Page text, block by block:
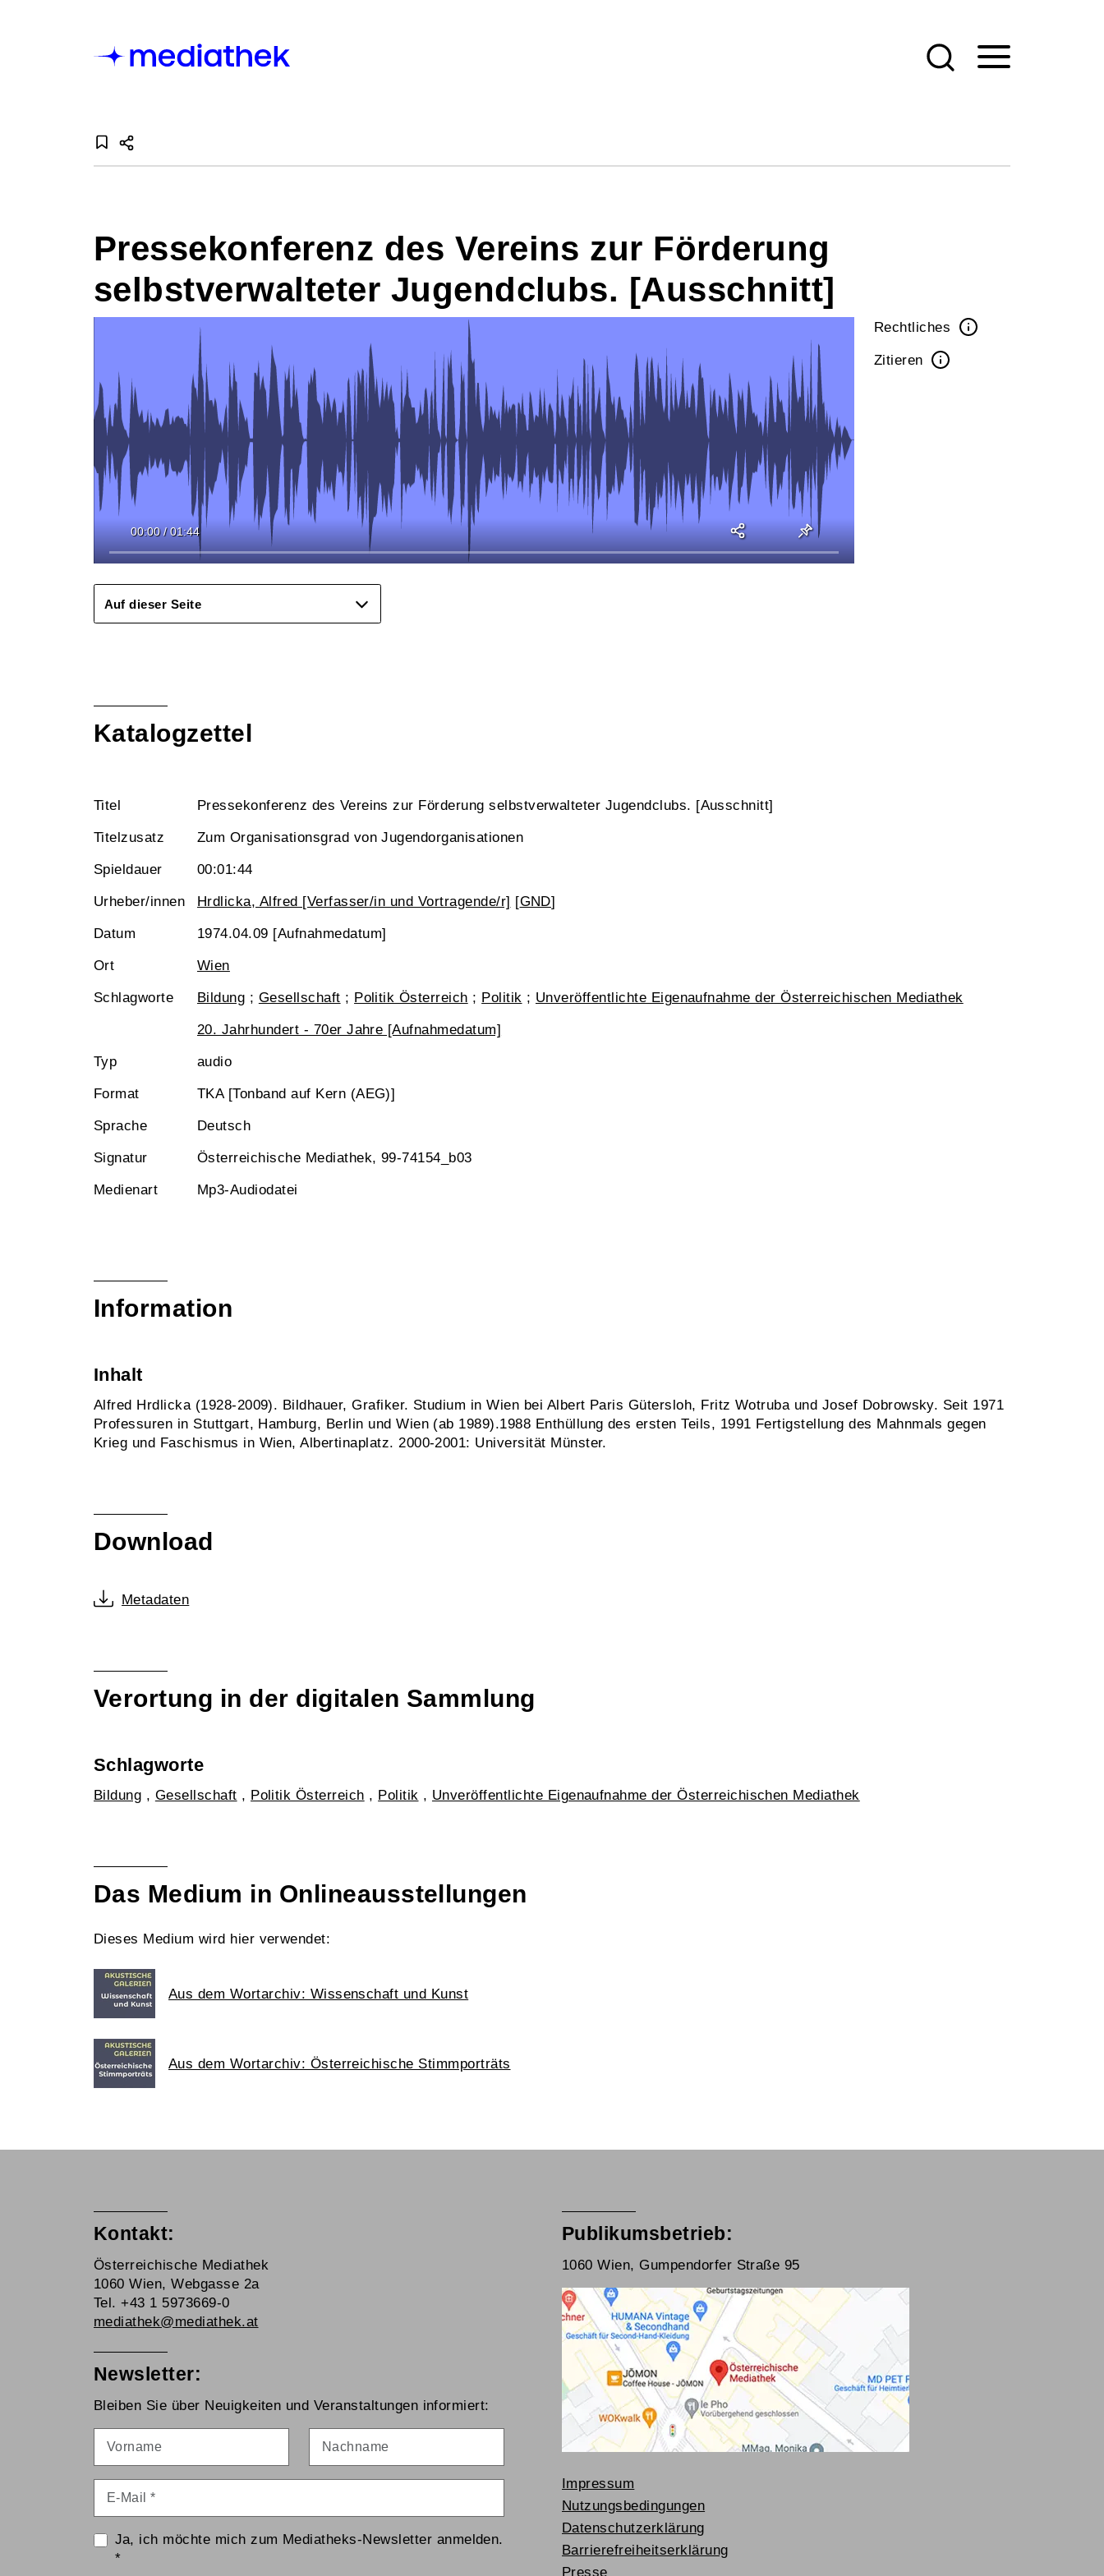
Pressekonferenz des Vereins zur Förderung
selbstverwalteter Jugendclubs. [Ausschnitt]
00:00 / 01:44
Rechtliches
Zitieren
Auf dieser Seite
Katalogzettel
Titel Pressekonferenz des Vereins zur Förderung selbstverwalteter Jugendclubs. [Ausschnitt]
Titelzusatz Zum Organisationsgrad von Jugendorganisationen
Spieldauer 00:01:44
Urheber/innen Hrdlicka, Alfred [Verfasser/in und Vortragende/r] [GND]
Datum 1974.04.09 [Aufnahmedatum]
Ort Wien
Schlagworte Bildung ; Gesellschaft ; Politik Österreich ; Politik ; Unveröffentlichte Eigenaufnahme der Österreichischen Mediathek
20. Jahrhundert - 70er Jahre [Aufnahmedatum]
Typ audio
Format TKA [Tonband auf Kern (AEG)]
Sprache Deutsch
Signatur Österreichische Mediathek, 99-74154_b03
Medienart Mp3-Audiodatei
Information
Inhalt
Alfred Hrdlicka (1928-2009). Bildhauer, Grafiker. Studium in Wien bei Albert Paris Gütersloh, Fritz Wotruba und Josef Dobrowsky. Seit 1971
Professuren in Stuttgart, Hamburg, Berlin und Wien (ab 1989).1988 Enthüllung des ersten Teils, 1991 Fertigstellung des Mahnmals gegen
Krieg und Faschismus in Wien, Albertinaplatz. 2000-2001: Universität Münster.
Download
Metadaten
Verortung in der digitalen Sammlung
Schlagworte
Bildung , Gesellschaft , Politik Österreich , Politik , Unveröffentlichte Eigenaufnahme der Österreichischen Mediathek
Das Medium in Onlineausstellungen
Dieses Medium wird hier verwendet:
Aus dem Wortarchiv: Wissenschaft und Kunst
Aus dem Wortarchiv: Österreichische Stimmporträts
Kontakt:
Österreichische Mediathek
1060 Wien, Webgasse 2a
Tel. +43 1 5973669-0
mediathek@mediathek.at
Newsletter:
Bleiben Sie über Neuigkeiten und Veranstaltungen informiert:
Ja, ich möchte mich zum Mediatheks-Newsletter anmelden.
*
Publikumsbetrieb:
1060 Wien, Gumpendorfer Straße 95
Impressum
Nutzungsbedingungen
Datenschutzerklärung
Barrierefreiheitserklärung
Presse